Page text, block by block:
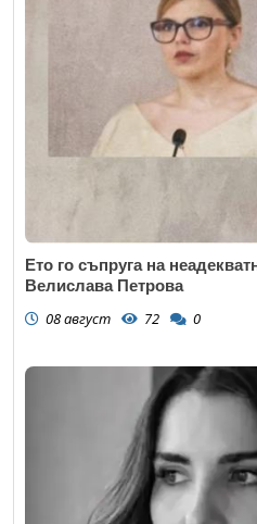
Ето го съпруга на
Велислава Петрова
08 август 72 0